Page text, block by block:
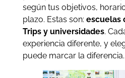
según tus objetivos,
plazo. Estas son: escuelas
Trips y universidades.
experiencia diferente, y
puede marcar la diferencia.